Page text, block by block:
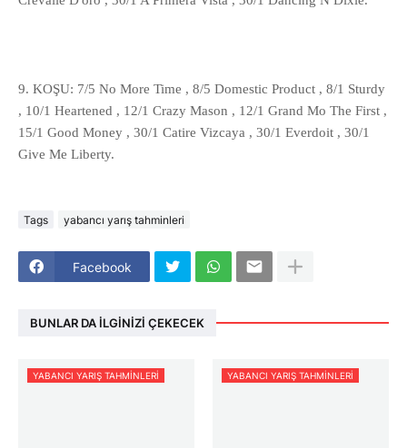
9. KOŞU: 7/5 No More Time , 8/5 Domestic Product , 8/1 Sturdy
, 10/1 Heartened , 12/1 Crazy Mason , 12/1 Grand Mo The First ,
15/1 Good Money , 30/1 Catire Vizcaya , 30/1 Everdoit , 30/1
Give Me Liberty.
Tags yabancı yarış tahminleri
Facebook
BUNLAR DA İLGINIZI ÇEKECEK
YABANCI YARIŞ TAHMINLERI YABANCI YARIŞ TAHMINLERI